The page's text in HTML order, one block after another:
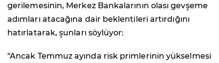
gerilemesinin, Merkez Bankalarının olası gevşeme
adımları atacağına dair beklentileri artırdığını
hatırlatarak, şunları söylüyor:
"Ancak Temmuz ayında risk primlerinin yükselmesi